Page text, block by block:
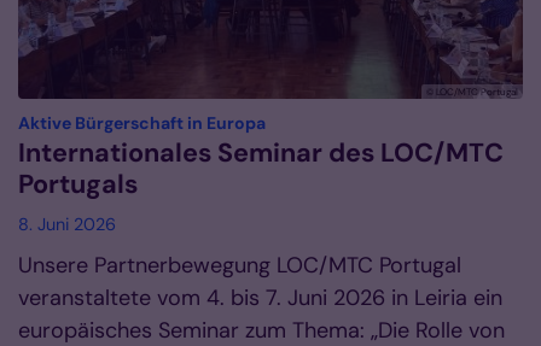
© LOC/MTC Portugal
Aktive Bürgerschaft in Europa:
Internationales Seminar des LOC/MTC
Portugals
8. Juni 2026
Unsere Partnerbewegung LOC/MTC Portugal
veranstaltete vom 4. bis 7. Juni 2026 in Leiria ein
europäisches Seminar zum Thema: „Die Rolle von